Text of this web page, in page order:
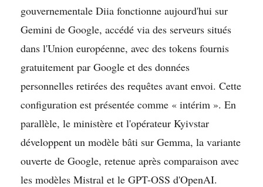
gouvernementale Diia fonctionne aujourd'hui sur
Gemini de Google, accédé via des serveurs situés
dans l'Union européenne, avec des tokens fournis
gratuitement par Google et des données
personnelles retirées des requêtes avant envoi. Cette
configuration est présentée comme « intérim ». En
parallèle, le ministère et l'opérateur Kyivstar
développent un modèle bâti sur Gemma, la variante
ouverte de Google, retenue après comparaison avec
les modèles Mistral et le GPT-OSS d'OpenAI.